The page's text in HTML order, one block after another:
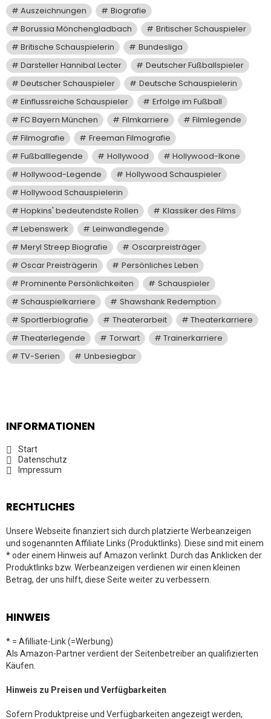
Auszeichnungen
Biografie
Borussia Mönchengladbach
Britischer Schauspieler
Britische Schauspielerin
Bundesliga
Darsteller Hannibal Lecter
Deutscher Fußballspieler
Deutscher Schauspieler
Deutsche Schauspielerin
Einflussreiche Schauspieler
Erfolge im Fußball
FC Bayern München
Filmkarriere
Filmlegende
Filmografie
Freeman Filmografie
Fußballlegende
Hollywood
Hollywood-Ikone
Hollywood-Legende
Hollywood Schauspieler
Hollywood Schauspielerin
Hopkins' bedeutendste Rollen
Klassiker des Films
Lebenswerk
Leinwandlegende
Meryl Streep Biografie
Oscarpreisträger
Oscar Preisträgerin
Persönliches Leben
Prominente Persönlichkeiten
Schauspieler
Schauspielkarriere
Shawshank Redemption
Sportlerbiografie
Theaterarbeit
Theaterkarriere
Theaterlegende
Torwart
Trainerkarriere
TV-Serien
Unbesiegbar
INFORMATIONEN
Start
Datenschutz
Impressum
RECHTLICHES
Unsere Webseite finanziert sich durch platzierte Werbeanzeigen
und sogenannten Affiliate Links (Produktlinks). Diese sind mit einem
* oder einem Hinweis auf Amazon verlinkt. Durch das Anklicken der
Produktlinks bzw. Werbeanzeigen verdienen wir einen kleinen
Betrag, der uns hilft, diese Seite weiter zu verbessern.
HINWEIS
* = Afilliate-Link (=Werbung)
Als Amazon-Partner verdient der Seitenbetreiber an qualifizierten
Käufen.
Hinweis zu Preisen und Verfügbarkeiten
Sofern Produktpreise und Verfügbarkeiten angezeigt werden,